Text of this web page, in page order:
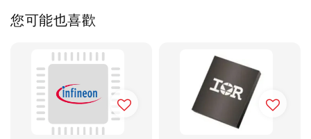
您可能也喜歡